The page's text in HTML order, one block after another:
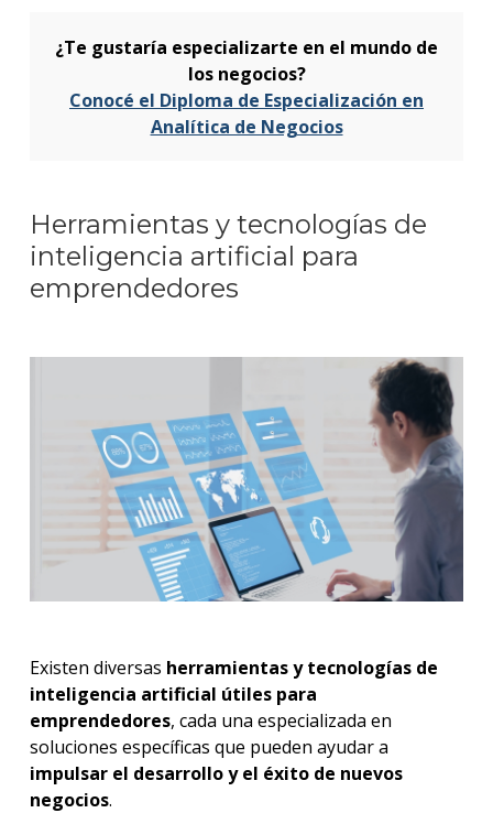
¿Te gustaría especializarte en el mundo de
los negocios?
Conocé el Diploma de Especialización en
Analítica de Negocios
Herramientas y tecnologías de
inteligencia artificial para
emprendedores
Existen diversas herramientas y tecnologías de
inteligencia artificial útiles para
emprendedores, cada una especializada en
soluciones específicas que pueden ayudar a
impulsar el desarrollo y el éxito de nuevos
negocios.